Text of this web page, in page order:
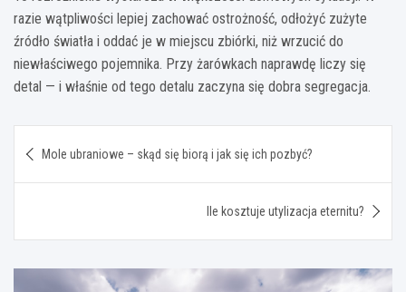
razie wątpliwości lepiej zachować ostrożność, odłożyć zużyte
źródło światła i oddać je w miejscu zbiórki, niż wrzucić do
niewłaściwego pojemnika. Przy żarówkach naprawdę liczy się
detal — i właśnie od tego detalu zaczyna się dobra segregacja.
wpisu
Mole ubraniowe – skąd się biorą i jak się ich pozbyć?
Ile kosztuje utylizacja eternitu?